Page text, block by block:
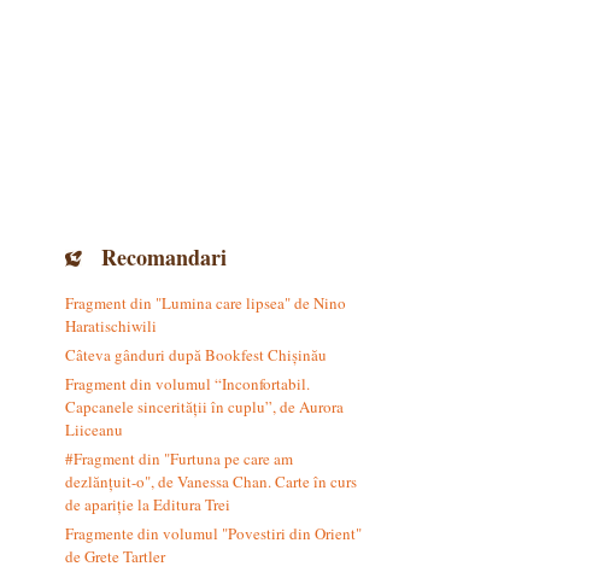
Recomandari
Fragment din "Lumina care lipsea" de Nino
Haratischiwili
Câteva gânduri după Bookfest Chișinău
Fragment din volumul “Inconfortabil.
Capcanele sincerității în cuplu”, de Aurora
Liiceanu
#Fragment din "Furtuna pe care am
dezlănțuit-o", de Vanessa Chan. Carte în curs
de apariție la Editura Trei
Fragmente din volumul "Povestiri din Orient"
de Grete Tartler